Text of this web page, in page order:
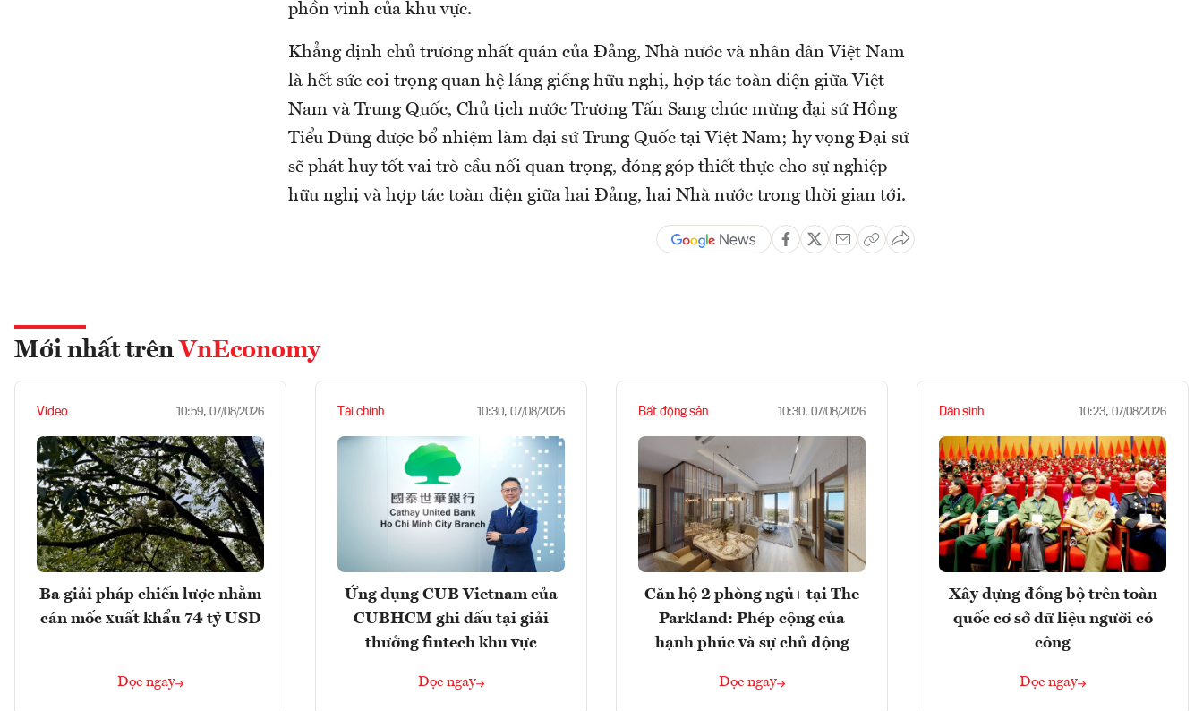
phồn vinh của khu vực.
Khẳng định chủ trương nhất quán của Đảng, Nhà nước và nhân dân Việt Nam
là hết sức coi trọng quan hệ láng giềng hữu nghị, hợp tác toàn diện giữa Việt
Nam và Trung Quốc, Chủ tịch nước Trương Tấn Sang chúc mừng đại sứ Hồng
Tiểu Dũng được bổ nhiệm làm đại sứ Trung Quốc tại Việt Nam; hy vọng Đại sứ
sẽ phát huy tốt vai trò cầu nối quan trọng, đóng góp thiết thực cho sự nghiệp
hữu nghị và hợp tác toàn diện giữa hai Đảng, hai Nhà nước trong thời gian tới.
Mới nhất trên VnEconomy
Video 10:59, 07/08/2026
Ba giải pháp chiến lược nhằm
cán mốc xuất khẩu 74 tỷ USD
Đọc ngay
Tài chính 10:30, 07/08/2026
Ứng dụng CUB Vietnam của
CUBHCM ghi dấu tại giải
thưởng fintech khu vực
Đọc ngay
Bất động sản 10:30, 07/08/2026
Căn hộ 2 phòng ngủ+ tại The
Parkland: Phép cộng của
hạnh phúc và sự chủ động
Đọc ngay
Dân sinh 10:23, 07/08/2026
Xây dựng đồng bộ trên toàn
quốc cơ sở dữ liệu người có
công
Đọc ngay